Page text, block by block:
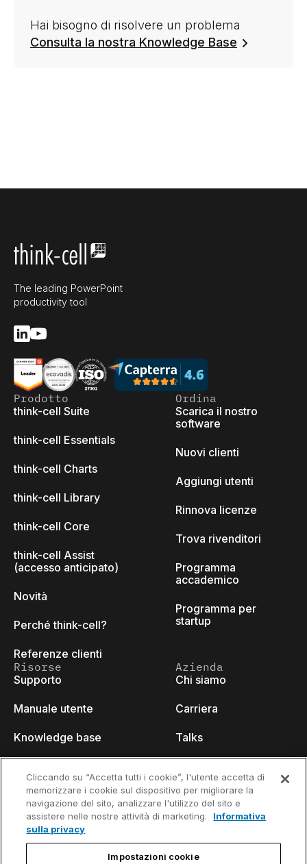
Hai bisogno di risolvere un problema
Consulta la nostra Knowledge Base
The leading PowerPoint
productivity tool
Prodotto
think-cell Suite
think-cell Essentials
think-cell Charts
think-cell Library
think-cell Core
think-cell Assist
(accesso anticipato)
Novità
Perché think-cell?
Referenze clienti
Ordina
Scarica il nostro
software
Nuovi clienti
Aggiungi utenti
Rinnova licenze
Trova rivenditori
Programma
accademico
Programma per
startup
Risorse
Supporto
Manuale utente
Knowledge base
Video tutorials
Content hub
Azienda
Chi siamo
Carriera
Talks
Developer blog
Contattaci
Cliccando su “Accetta tutti i cookie”, l'utente accetta di
memorizzare i cookie sul dispositivo per migliorare la
navigazione del sito, analizzare l'utilizzo del sito e
assistere nelle nostre attività di marketing.
Informativa
sulla privacy
Impostazioni cookie